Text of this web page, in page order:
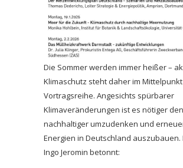
Die Sommer werden immer heißer –
Klimaschutz steht daher im
Vortragsreihe. Angesichts spürbarer
Klimaveränderungen ist es nötiger
nachhaltiger umzudenken und
Energien in Deutschland auszubauen.
Ingo Jeromin betonnt: